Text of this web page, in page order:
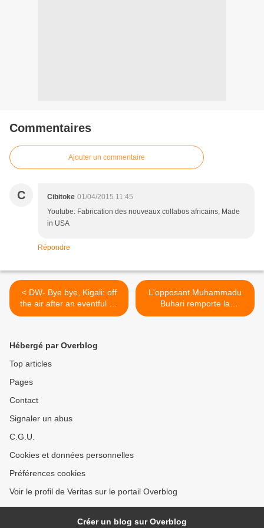
Commentaires
Ajouter un commentaire
C Cibitoke 01/04/2015 11:45
Youtube: Fabrication des nouveaux collabos africains, Made
in USA
Répondre
< DW- Bye bye, Kigali: off
the air after an eventful 50
years!
L'opposant Muhammadu
Buhari remporte la
présidentielle au Nigeria >
Hébergé par Overblog
Top articles
Pages
Contact
Signaler un abus
C.G.U.
Cookies et données personnelles
Préférences cookies
Voir le profil de Veritas sur le portail Overblog
Créer un blog sur Overblog